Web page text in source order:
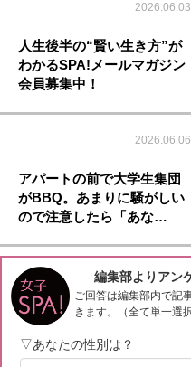
2026.06.03
人生後半の“賢い生き方”が
わかるSPA!メールマガジン
会員募集中！
2026.06.06
アパートの前で大学生集団
がBBQ。あまりに騒がしい
ので注意したら「あな…